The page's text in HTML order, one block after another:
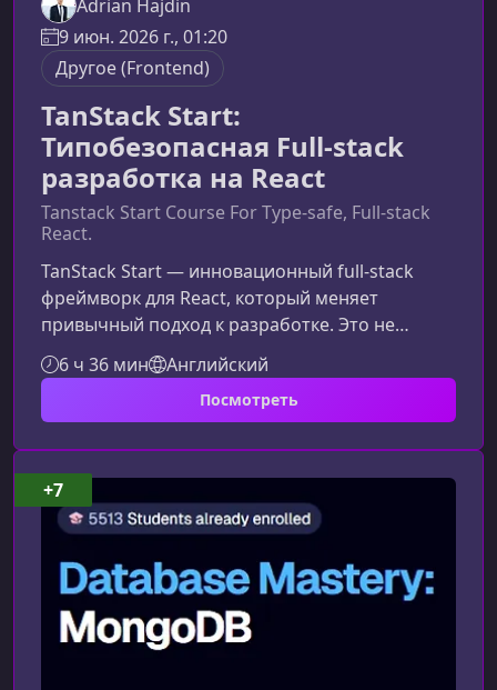
Adrian Hajdin
9 июн. 2026 г., 01:20
Другое (Frontend)
TanStack Start:
Типобезопасная Full-stack
разработка на React
Tanstack Start Course For Type-safe, Full-stack
React.
TanStack Start — инновационный full‑stack
фреймворк для React, который меняет
привычный подход к разработке. Это не
просто набор библиотек, а целостная
архитектура, созданная при поддержке
Cloudflare, Netlify, Clerk, Convex и Neon. Курс
которая станет стандартом индустрии уже в
ближайшие годы.С какими проблемами
сталкиваются React‑разработчикиДаже
обладая хорошими теоретическими знаниями
и опытом работы с React
6 ч 36 мин Английский
Посмотреть
+7